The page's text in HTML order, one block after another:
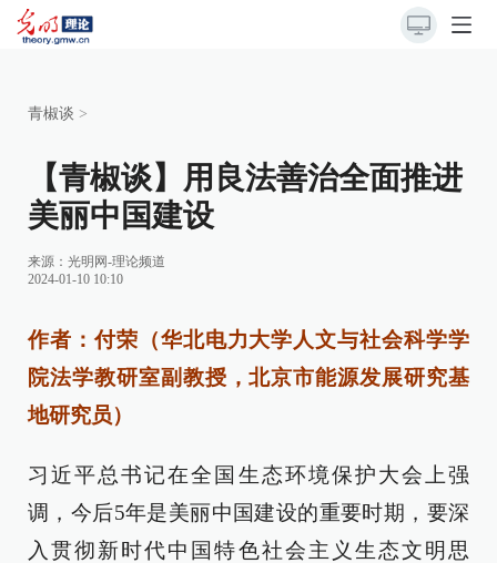
青椒谈 >
【青椒谈】用良法善治全面推进
美丽中国建设
来源： 光明网-理论频道
2024-01-10 10:10
作者：付荣（华北电力大学人文与社会科学学
院法学教研室副教授，北京市能源发展研究基
地研究员）
习近平总书记在全国生态环境保护大会上强
调，今后5年是美丽中国建设的重要时期，要深
入贯彻新时代中国特色社会主义生态文明思